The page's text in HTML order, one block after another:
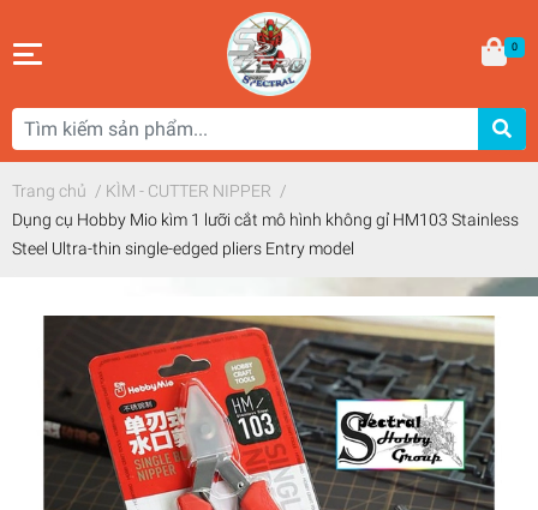
0
Trang chủ / KÌM - CUTTER NIPPER /
Dụng cụ Hobby Mio kìm 1 lưỡi cắt mô hình không gỉ HM103 Stainless
Steel Ultra-thin single-edged pliers Entry model